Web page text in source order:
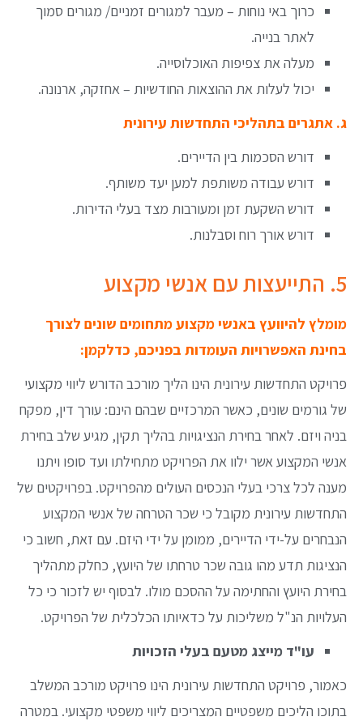
כרוך באי נוחות – מעבר למגורים זמניים/ מגורים סמוך
לאתר בנייה.
מעלה את צפיפות האוכלוסייה.
יכול לעלות את ההוצאות החודשיות – אחזקה, ארנונה.
ג. אתגרים בתהליכי התחדשות עירונית
דורש הסכמות בין הדיירים.
דורש עבודה משותפת למען יעד משותף.
דורש השקעת זמן ומעורבות מצד בעלי הדירות.
דורש אורך רוח וסבלנות.
5. התייעצות עם אנשי מקצוע
מומלץ להיוועץ באנשי מקצוע מתחומים שונים לצורך
בחינת האפשרויות העומדות בפניכם, כדלקמן:
פרויקט התחדשות עירונית הינו הליך מורכב הדורש ליווי מקצועי
של גורמים שונים, כאשר המרכזיים שבהם הינם: עורך דין, מפקח
בניה ויזם. לאחר בחירת הנציגויות בהליך תקין, מגיע שלב בחירת
אנשי המקצוע אשר ילוו את הפרויקט מתחילתו ועד סופו ויתנו
מענה לכל צרכי בעלי הנכסים העולים מהפרויקט. בפרויקטים של
התחדשות עירונית מקובל כי שכר הטרחה של אנשי המקצוע
הנבחרים על-ידי הדיירים, ממומן על ידי היזם. עם זאת, חשוב כי
הנציגות תדע מהו גובה שכר טרחתו של היועץ, כחלק מתהליך
בחירת היועץ והחתימה על ההסכם מולו. לבסוף יש לזכור כי כל
העלויות הנ"ל משליכות על כדאיותו הכלכלית של הפרויקט.
עו"ד מייצג מטעם בעלי הזכויות
כאמור, פרויקט התחדשות עירונית הינו פרויקט מורכב המשלב
בתוכו הליכים משפטיים המצריכים ליווי משפטי מקצועי. במטרה